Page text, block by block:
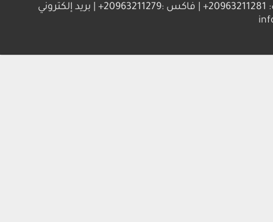
العنوان : جامعة جنوب الوادي 83523 قنا - جمهورية مصر العربية | ت: 20963211281+ | فاكس :20963211279+ | بريد إلكتروني